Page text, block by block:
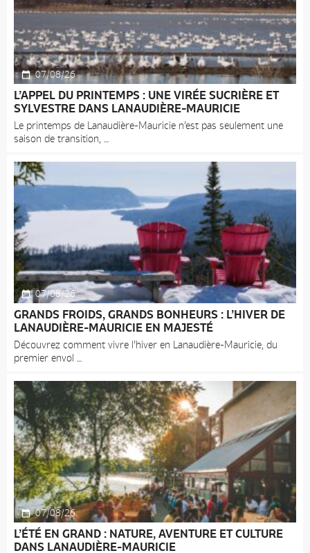
07/08/26
L’APPEL DU PRINTEMPS : UNE VIRÉE SUCRIÈRE ET
SYLVESTRE DANS LANAUDIÈRE-MAURICIE
Le printemps de Lanaudière-Mauricie n’est pas seulement une
saison de transition,
07/08/26
GRANDS FROIDS, GRANDS BONHEURS : L’HIVER DE
LANAUDIÈRE-MAURICIE EN MAJESTÉ
Découvrez comment vivre l’hiver en Lanaudière-Mauricie, du
premier envol
07/08/26
L’ÉTÉ EN GRAND : NATURE, AVENTURE ET CULTURE
DANS LANAUDIÈRE-MAURICIE